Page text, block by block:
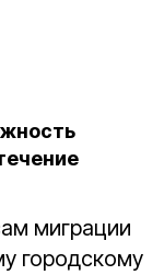
миграции
городскому